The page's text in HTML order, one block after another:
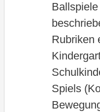
Rubriken
Spiels